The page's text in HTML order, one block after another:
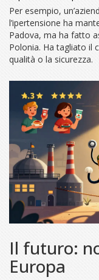
Per esempio,
l’ipertensione ha
Padova, ma ha fatto
Polonia. Ha tagliato il
qualità o la sicurezza.
Il futuro:
Europa